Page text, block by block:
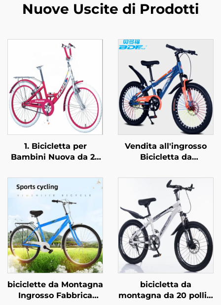
Nuove Uscite di Prodotti
1. Bicicletta per
Bambini Nuova da 20
Anni, Colori Popolari,
una Bicicletta Bella e
Studiata per le
Ragazze
Vendita all'ingrosso
Bicicletta da
e Ragazze da 18/20/22
Pollici con Freno a
Disco e Pedali,
Bicicletta per Bambini
da 16 Pollici con
Forcella in Acciaio e
Pedali Normali
biciclette da Montagna
Ingrosso Fabbrica
bicicletta da
montagna da 20 pollici